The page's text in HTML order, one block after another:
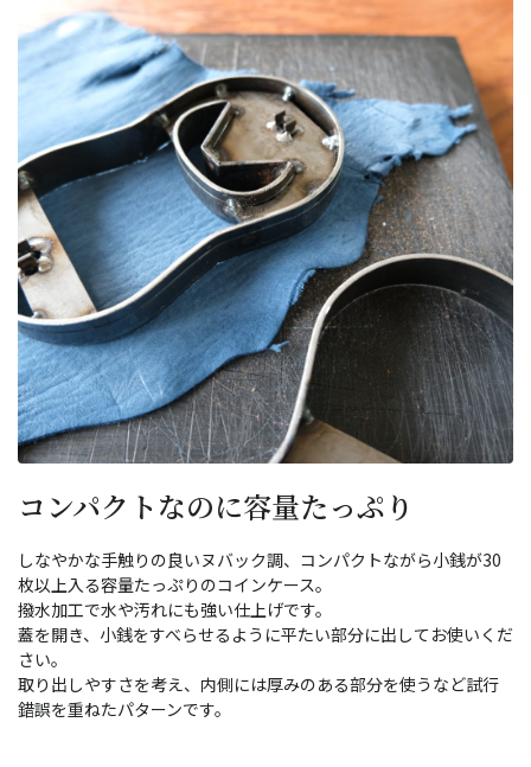
コンパクトなのに容量たっぷり
しなやかな手触りの良いヌバック調、コンパクトながら小銭が30
枚以上入る容量たっぷりのコインケース。
撥水加工で水や汚れにも強い仕上げです。
蓋を開き、小銭をすべらせるように平たい部分に出してお使いくだ
さい。
取り出しやすさを考え、内側には厚みのある部分を使うなど試行
錯誤を重ねたパターンです。